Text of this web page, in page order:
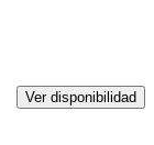
Ver disponibilidad